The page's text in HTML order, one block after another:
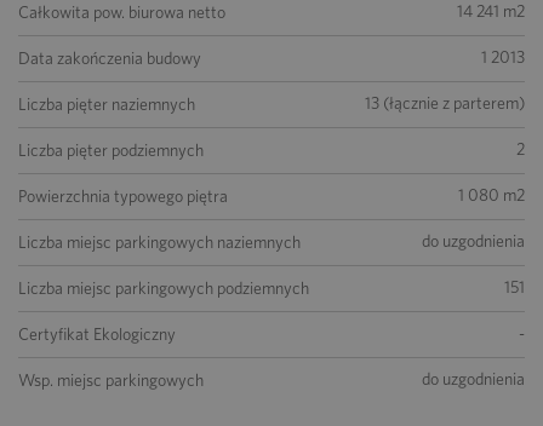
Całkowita pow. biurowa netto 14 241 m2
Data zakończenia budowy 1 2013
Liczba pięter naziemnych 13 (łącznie z parterem)
Liczba pięter podziemnych 2
Powierzchnia typowego piętra 1 080 m2
Liczba miejsc parkingowych naziemnych do uzgodnienia
Liczba miejsc parkingowych podziemnych 151
Certyfikat Ekologiczny -
Wsp. miejsc parkingowych do uzgodnienia